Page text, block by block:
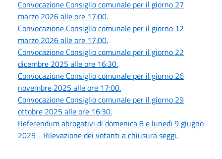
Convocazione Consiglio comunale per il giorno 27
marzo 2026 alle ore 17:00.
Convocazione Consiglio comunale per il giorno 12
marzo 2026 alle ore 17:00.
Convocazione Consiglio comunale per il giorno 22
dicembre 2025 alle ore 16:30.
Convocazione Consiglio comunale per il giorno 26
novembre 2025 alle ore 17:00.
Convocazione Consiglio comunale per il giorno 29
ottobre 2025 alle ore 16:30.
Referendum abrogativi di domenica 8 e lunedì 9 giugno
2025 - Rilevazione dei votanti a chiusura seggi.